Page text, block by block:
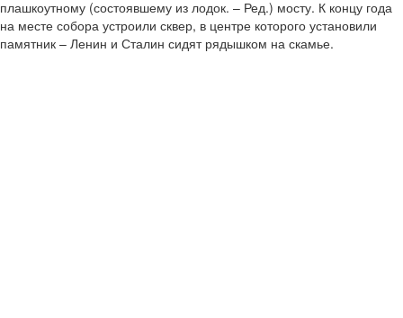
плашкоутному (состоявшему из лодок. – Ред.) мосту. К концу года
на месте собора устроили сквер, в центре которого установили
памятник – Ленин и Сталин сидят рядышком на скамье.